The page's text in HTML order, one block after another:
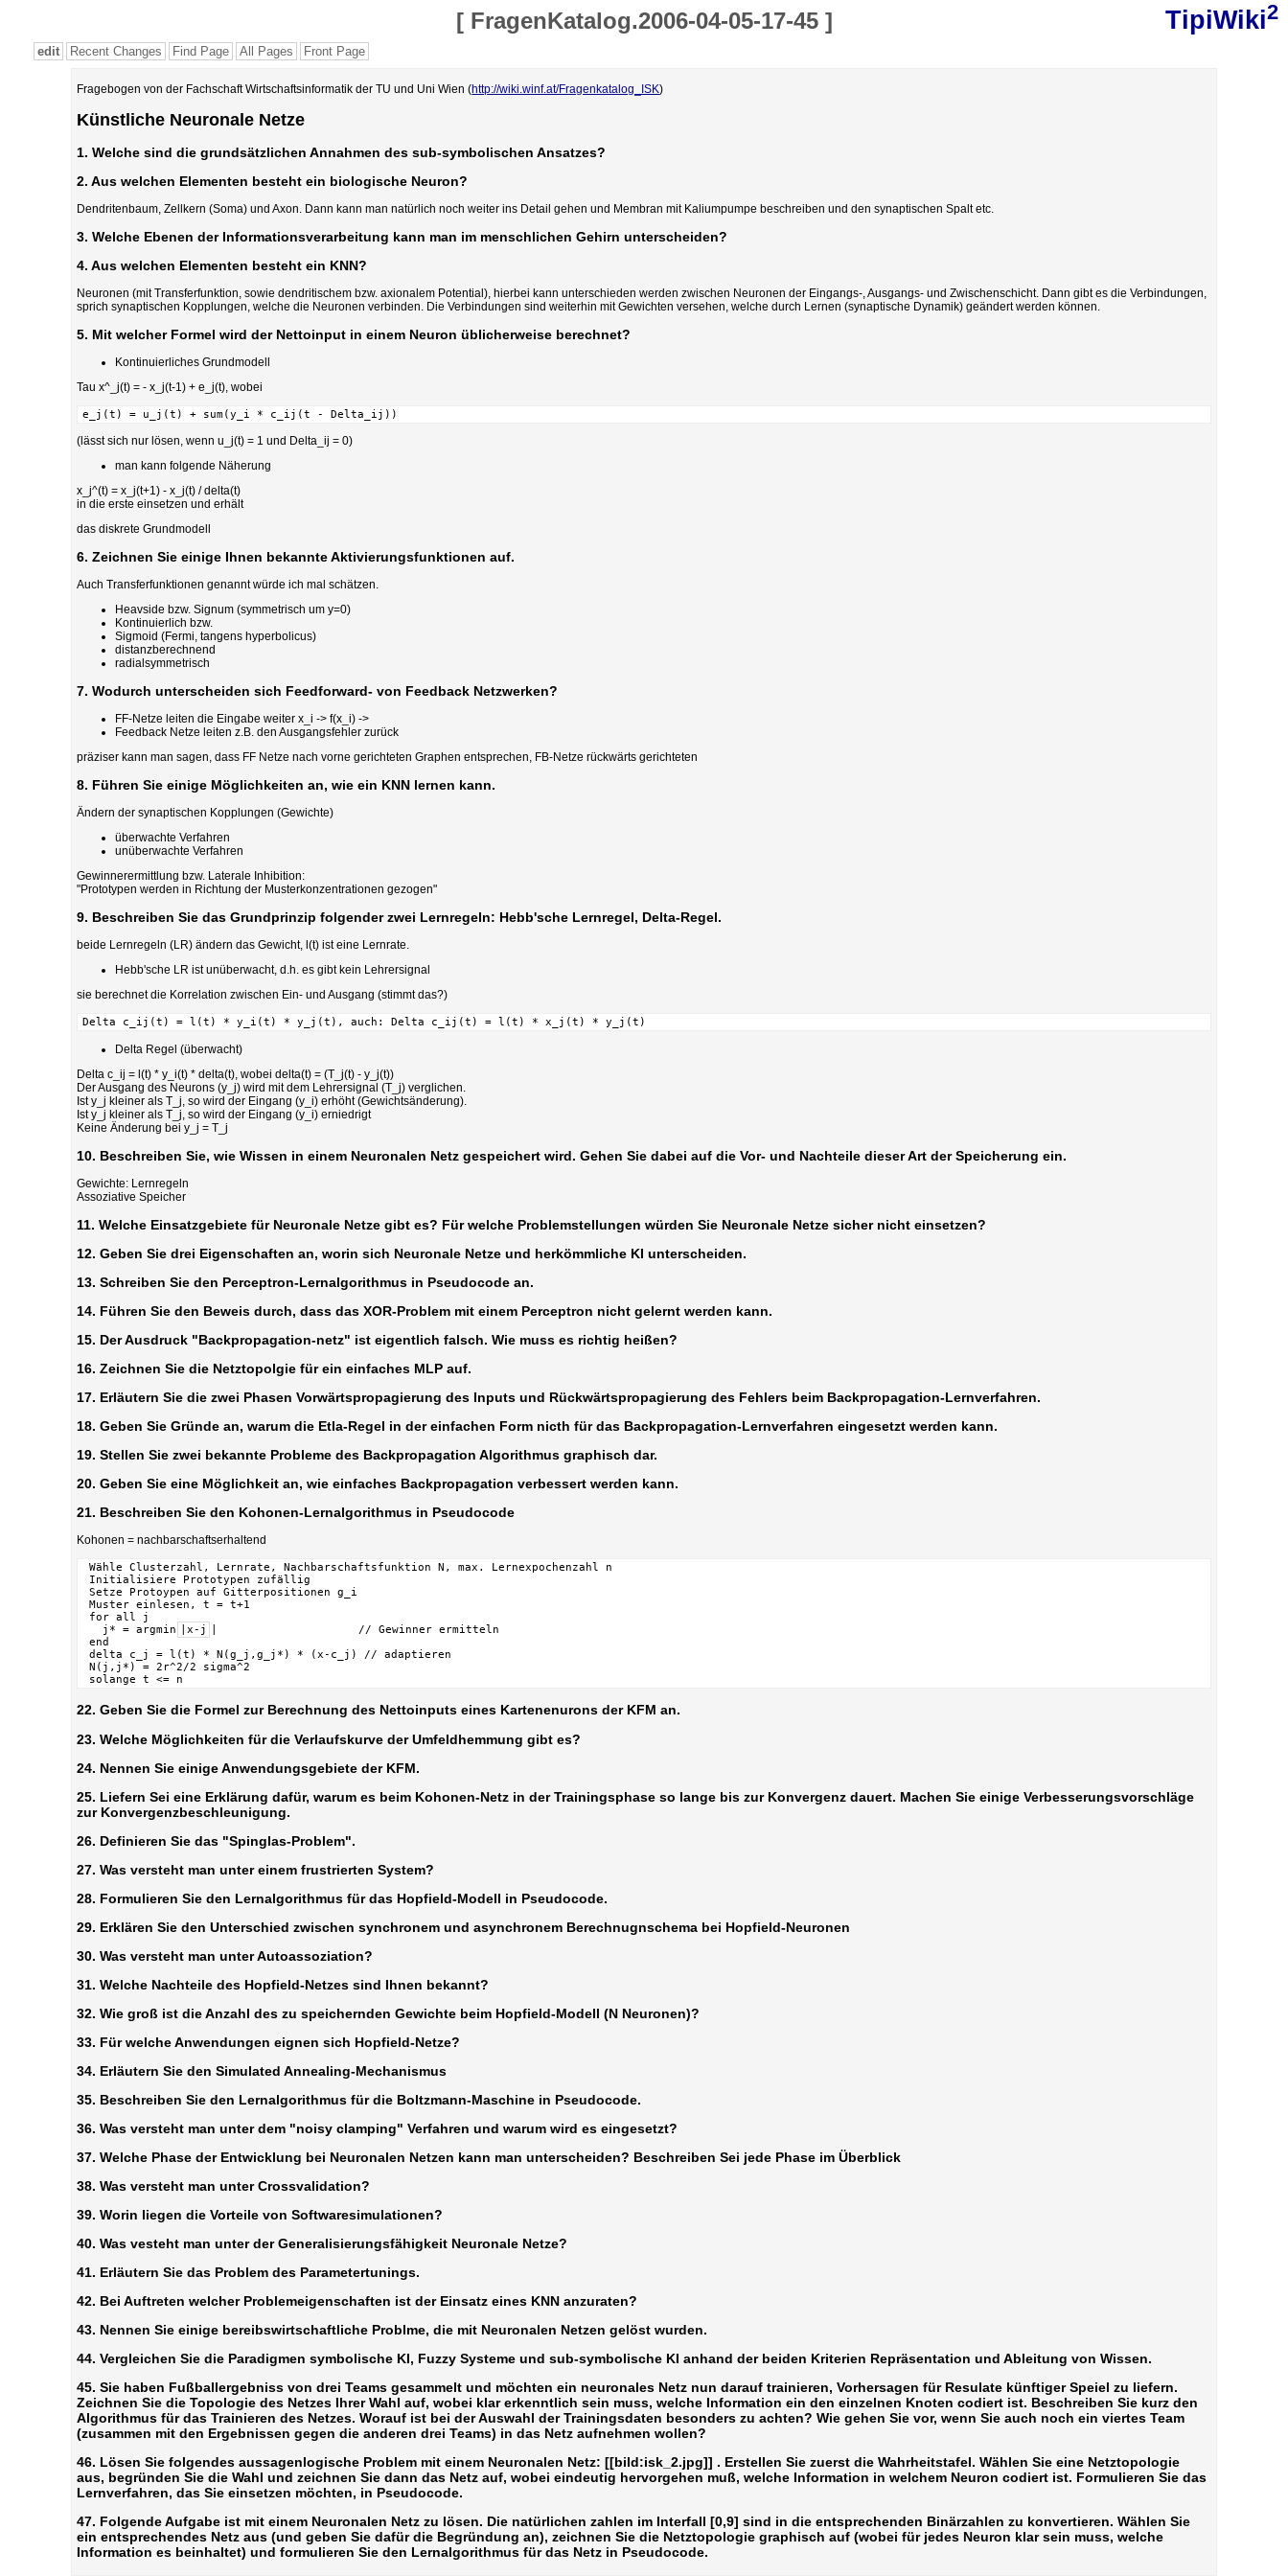
TipiWiki2
[ FragenKatalog.2006-04-05-17-45]
edit Recent Changes Find Page All Pages Front Page
Fragebogen von der Fachschaft Wirtschaftsinformatik der TU und Uni Wien (http://wiki.winf.at/Fragenkatalog_ISK)
Künstliche Neuronale Netze
1. Welche sind die grundsätzlichen Annahmen des sub-symbolischen Ansatzes?
2. Aus welchen Elementen besteht ein biologische Neuron?
Dendritenbaum, Zellkern (Soma) und Axon. Dann kann man natürlich noch weiter ins Detail gehen und Membran mit Kaliumpumpe beschreiben und den synaptischen Spalt etc.
3. Welche Ebenen der Informationsverarbeitung kann man im menschlichen Gehirn unterscheiden?
4. Aus welchen Elementen besteht ein KNN?
Neuronen (mit Transferfunktion, sowie dendritischem bzw. axionalem Potential), hierbei kann unterschieden werden zwischen Neuronen der Eingangs-, Ausgangs- und Zwischenschicht. Dann gibt es die Verbindungen,
sprich synaptischen Kopplungen, welche die Neuronen verbinden. Die Verbindungen sind weiterhin mit Gewichten versehen, welche durch Lernen (synaptische Dynamik) geändert werden können.
5. Mit welcher Formel wird der Nettoinput in einem Neuron üblicherweise berechnet?
Kontinuierliches Grundmodell
Tau x^_j(t) = - x_j(t-1) + e_j(t), wobei
e_j(t) = u_j(t) + sum(y_i * c_ij(t - Delta_ij))
(lässt sich nur lösen, wenn u_j(t) = 1 und Delta_ij = 0)
man kann folgende Näherung
x_j^(t) = x_j(t+1) - x_j(t) / delta(t)
in die erste einsetzen und erhält
das diskrete Grundmodell
6. Zeichnen Sie einige Ihnen bekannte Aktivierungsfunktionen auf.
Auch Transferfunktionen genannt würde ich mal schätzen.
Heavside bzw. Signum (symmetrisch um y=0)
Kontinuierlich bzw.
Sigmoid (Fermi, tangens hyperbolicus)
distanzberechnend
radialsymmetrisch
7. Wodurch unterscheiden sich Feedforward- von Feedback Netzwerken?
FF-Netze leiten die Eingabe weiter x_i -> f(x_i) ->
Feedback Netze leiten z.B. den Ausgangsfehler zurück
präziser kann man sagen, dass FF Netze nach vorne gerichteten Graphen entsprechen, FB-Netze rückwärts gerichteten
8. Führen Sie einige Möglichkeiten an, wie ein KNN lernen kann.
Ändern der synaptischen Kopplungen (Gewichte)
überwachte Verfahren
unüberwachte Verfahren
Gewinnerermittlung bzw. Laterale Inhibition:
"Prototypen werden in Richtung der Musterkonzentrationen gezogen"
9. Beschreiben Sie das Grundprinzip folgender zwei Lernregeln: Hebb'sche Lernregel, Delta-Regel.
beide Lernregeln (LR) ändern das Gewicht, l(t) ist eine Lernrate.
Hebb'sche LR ist unüberwacht, d.h. es gibt kein Lehrersignal
sie berechnet die Korrelation zwischen Ein- und Ausgang (stimmt das?)
Delta c_ij(t) = l(t) * y_i(t) * y_j(t), auch: Delta c_ij(t) = l(t) * x_j(t) * y_j(t)
Delta Regel (überwacht)
Delta c_ij = l(t) * y_i(t) * delta(t), wobei delta(t) = (T_j(t) - y_j(t))
Der Ausgang des Neurons (y_j) wird mit dem Lehrersignal (T_j) verglichen.
Ist y_j kleiner als T_j, so wird der Eingang (y_i) erhöht (Gewichtsänderung).
Ist y_j kleiner als T_j, so wird der Eingang (y_i) erniedrigt
Keine Änderung bei y_j = T_j
10. Beschreiben Sie, wie Wissen in einem Neuronalen Netz gespeichert wird. Gehen Sie dabei auf die Vor- und Nachteile dieser Art der Speicherung ein.
Gewichte: Lernregeln
Assoziative Speicher
11. Welche Einsatzgebiete für Neuronale Netze gibt es? Für welche Problemstellungen würden Sie Neuronale Netze sicher nicht einsetzen?
12. Geben Sie drei Eigenschaften an, worin sich Neuronale Netze und herkömmliche KI unterscheiden.
13. Schreiben Sie den Perceptron-Lernalgorithmus in Pseudocode an.
14. Führen Sie den Beweis durch, dass das XOR-Problem mit einem Perceptron nicht gelernt werden kann.
15. Der Ausdruck "Backpropagation-netz" ist eigentlich falsch. Wie muss es richtig heißen?
16. Zeichnen Sie die Netztopolgie für ein einfaches MLP auf.
17. Erläutern Sie die zwei Phasen Vorwärtspropagierung des Inputs und Rückwärtspropagierung des Fehlers beim Backpropagation-Lernverfahren.
18. Geben Sie Gründe an, warum die Etla-Regel in der einfachen Form nicth für das Backpropagation-Lernverfahren eingesetzt werden kann.
19. Stellen Sie zwei bekannte Probleme des Backpropagation Algorithmus graphisch dar.
20. Geben Sie eine Möglichkeit an, wie einfaches Backpropagation verbessert werden kann.
21. Beschreiben Sie den Kohonen-Lernalgorithmus in Pseudocode
Kohonen = nachbarschaftserhaltend
Wähle Clusterzahl, Lernrate, Nachbarschaftsfunktion N, max. Lernexpochenzahl n
Initialisiere Prototypen zufällig
Setze Protoypen auf Gitterpositionen g_i
Muster einlesen, t = t+1
for all j
   j* = argmin
|x-j
|                     // Gewinner ermitteln
end
delta c_j = l(t) * N(g_j,g_j*) * (x-c_j) // adaptieren
N(j,j*) = 2r^2/2 sigma^2
solange t <= n
22. Geben Sie die Formel zur Berechnung des Nettoinputs eines Kartenenurons der KFM an.
23. Welche Möglichkeiten für die Verlaufskurve der Umfeldhemmung gibt es?
24. Nennen Sie einige Anwendungsgebiete der KFM.
25. Liefern Sei eine Erklärung dafür, warum es beim Kohonen-Netz in der Trainingsphase so lange bis zur Konvergenz dauert. Machen Sie einige Verbesserungsvorschläge
zur Konvergenzbeschleunigung.
26. Definieren Sie das "Spinglas-Problem".
27. Was versteht man unter einem frustrierten System?
28. Formulieren Sie den Lernalgorithmus für das Hopfield-Modell in Pseudocode.
29. Erklären Sie den Unterschied zwischen synchronem und asynchronem Berechnugnschema bei Hopfield-Neuronen
30. Was versteht man unter Autoassoziation?
31. Welche Nachteile des Hopfield-Netzes sind Ihnen bekannt?
32. Wie groß ist die Anzahl des zu speichernden Gewichte beim Hopfield-Modell (N Neuronen)?
33. Für welche Anwendungen eignen sich Hopfield-Netze?
34. Erläutern Sie den Simulated Annealing-Mechanismus
35. Beschreiben Sie den Lernalgorithmus für die Boltzmann-Maschine in Pseudocode.
36. Was versteht man unter dem "noisy clamping" Verfahren und warum wird es eingesetzt?
37. Welche Phase der Entwicklung bei Neuronalen Netzen kann man unterscheiden? Beschreiben Sei jede Phase im Überblick
38. Was versteht man unter Crossvalidation?
39. Worin liegen die Vorteile von Softwaresimulationen?
40. Was vesteht man unter der Generalisierungsfähigkeit Neuronale Netze?
41. Erläutern Sie das Problem des Parametertunings.
42. Bei Auftreten welcher Problemeigenschaften ist der Einsatz eines KNN anzuraten?
43. Nennen Sie einige bereibswirtschaftliche Problme, die mit Neuronalen Netzen gelöst wurden.
44. Vergleichen Sie die Paradigmen symbolische KI, Fuzzy Systeme und sub-symbolische KI anhand der beiden Kriterien Repräsentation und Ableitung von Wissen.
45. Sie haben Fußballergebniss von drei Teams gesammelt und möchten ein neuronales Netz nun darauf trainieren, Vorhersagen für Resulate künftiger Speiel zu liefern.
Zeichnen Sie die Topologie des Netzes Ihrer Wahl auf, wobei klar erkenntlich sein muss, welche Information ein den einzelnen Knoten codiert ist. Beschreiben Sie kurz den
Algorithmus für das Trainieren des Netzes. Worauf ist bei der Auswahl der Trainingsdaten besonders zu achten? Wie gehen Sie vor, wenn Sie auch noch ein viertes Team
(zusammen mit den Ergebnissen gegen die anderen drei Teams) in das Netz aufnehmen wollen?
46. Lösen Sie folgendes aussagenlogische Problem mit einem Neuronalen Netz: [[bild:isk_2.jpg]] . Erstellen Sie zuerst die Wahrheitstafel. Wählen Sie eine Netztopologie
aus, begründen Sie die Wahl und zeichnen Sie dann das Netz auf, wobei eindeutig hervorgehen muß, welche Information in welchem Neuron codiert ist. Formulieren Sie das
Lernverfahren, das Sie einsetzen möchten, in Pseudocode.
47. Folgende Aufgabe ist mit einem Neuronalen Netz zu lösen. Die natürlichen zahlen im Interfall [0,9] sind in die entsprechenden Binärzahlen zu konvertieren. Wählen Sie
ein entsprechendes Netz aus (und geben Sie dafür die Begründung an), zeichnen Sie die Netztopologie graphisch auf (wobei für jedes Neuron klar sein muss, welche
Information es beinhaltet) und formulieren Sie den Lernalgorithmus für das Netz in Pseudocode.